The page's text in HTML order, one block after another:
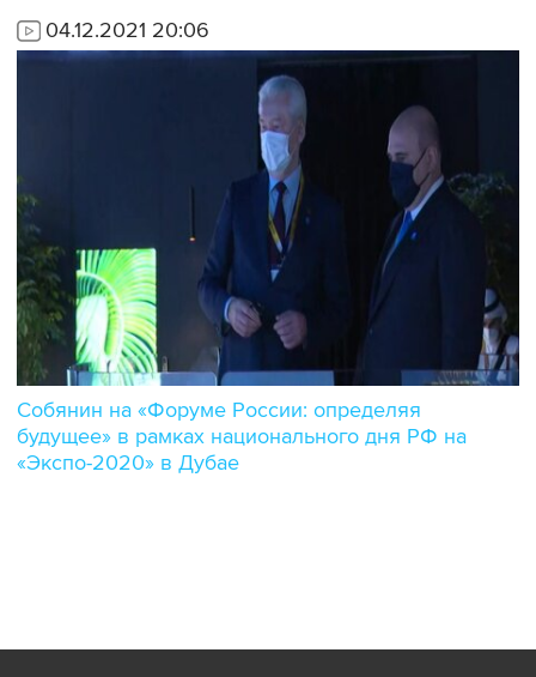
04.12.2021 20:06
Собянин на «Форуме России: определяя
будущее» в рамках национального дня РФ на
«Экспо-2020» в Дубае